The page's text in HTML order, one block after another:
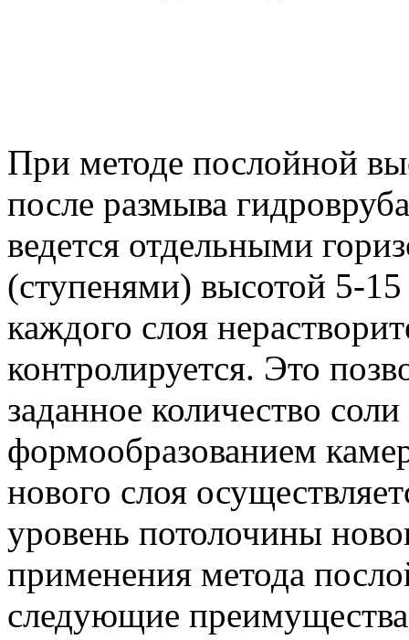
При методе послойной
после размыва
ведется отдельными
(ступенями) высотой 5-
каждого слоя
контролируется. Это
заданное количество
формообразованием
нового слоя
уровень потолочины
применения метода
следующие